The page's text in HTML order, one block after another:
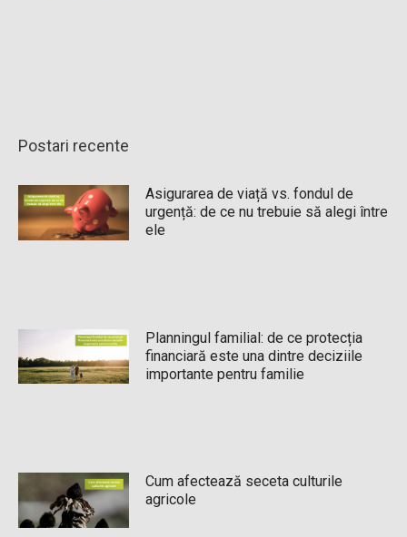
Postari recente
Asigurarea de viață vs. fondul de
urgență: de ce nu trebuie să alegi între
ele
Planningul familial: de ce protecția
financiară este una dintre deciziile
importante pentru familie
Cum afectează seceta culturile
agricole